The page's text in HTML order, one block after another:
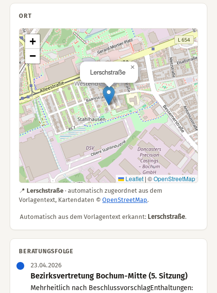
ORT
Lerschstraße
×
+
−
Leaflet | ©OpenStreetMap
📍Lerschstraße · automatisch zugeordnet aus dem
Vorlagentext, Kartendaten ©OpenStreetMap.
Automatisch aus dem Vorlagentext erkannt: Lerschstraße.
BERATUNGSFOLGE
23.04.2026
Bezirksvertretung Bochum-Mitte (5. Sitzung)
Mehrheitlich nach BeschlussvorschlagEnthaltungen: